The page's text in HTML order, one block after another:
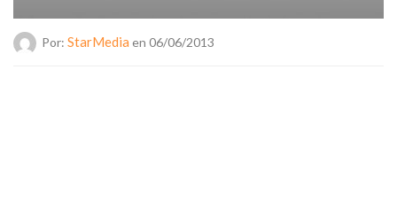
Por: StarMedia en 06/06/2013